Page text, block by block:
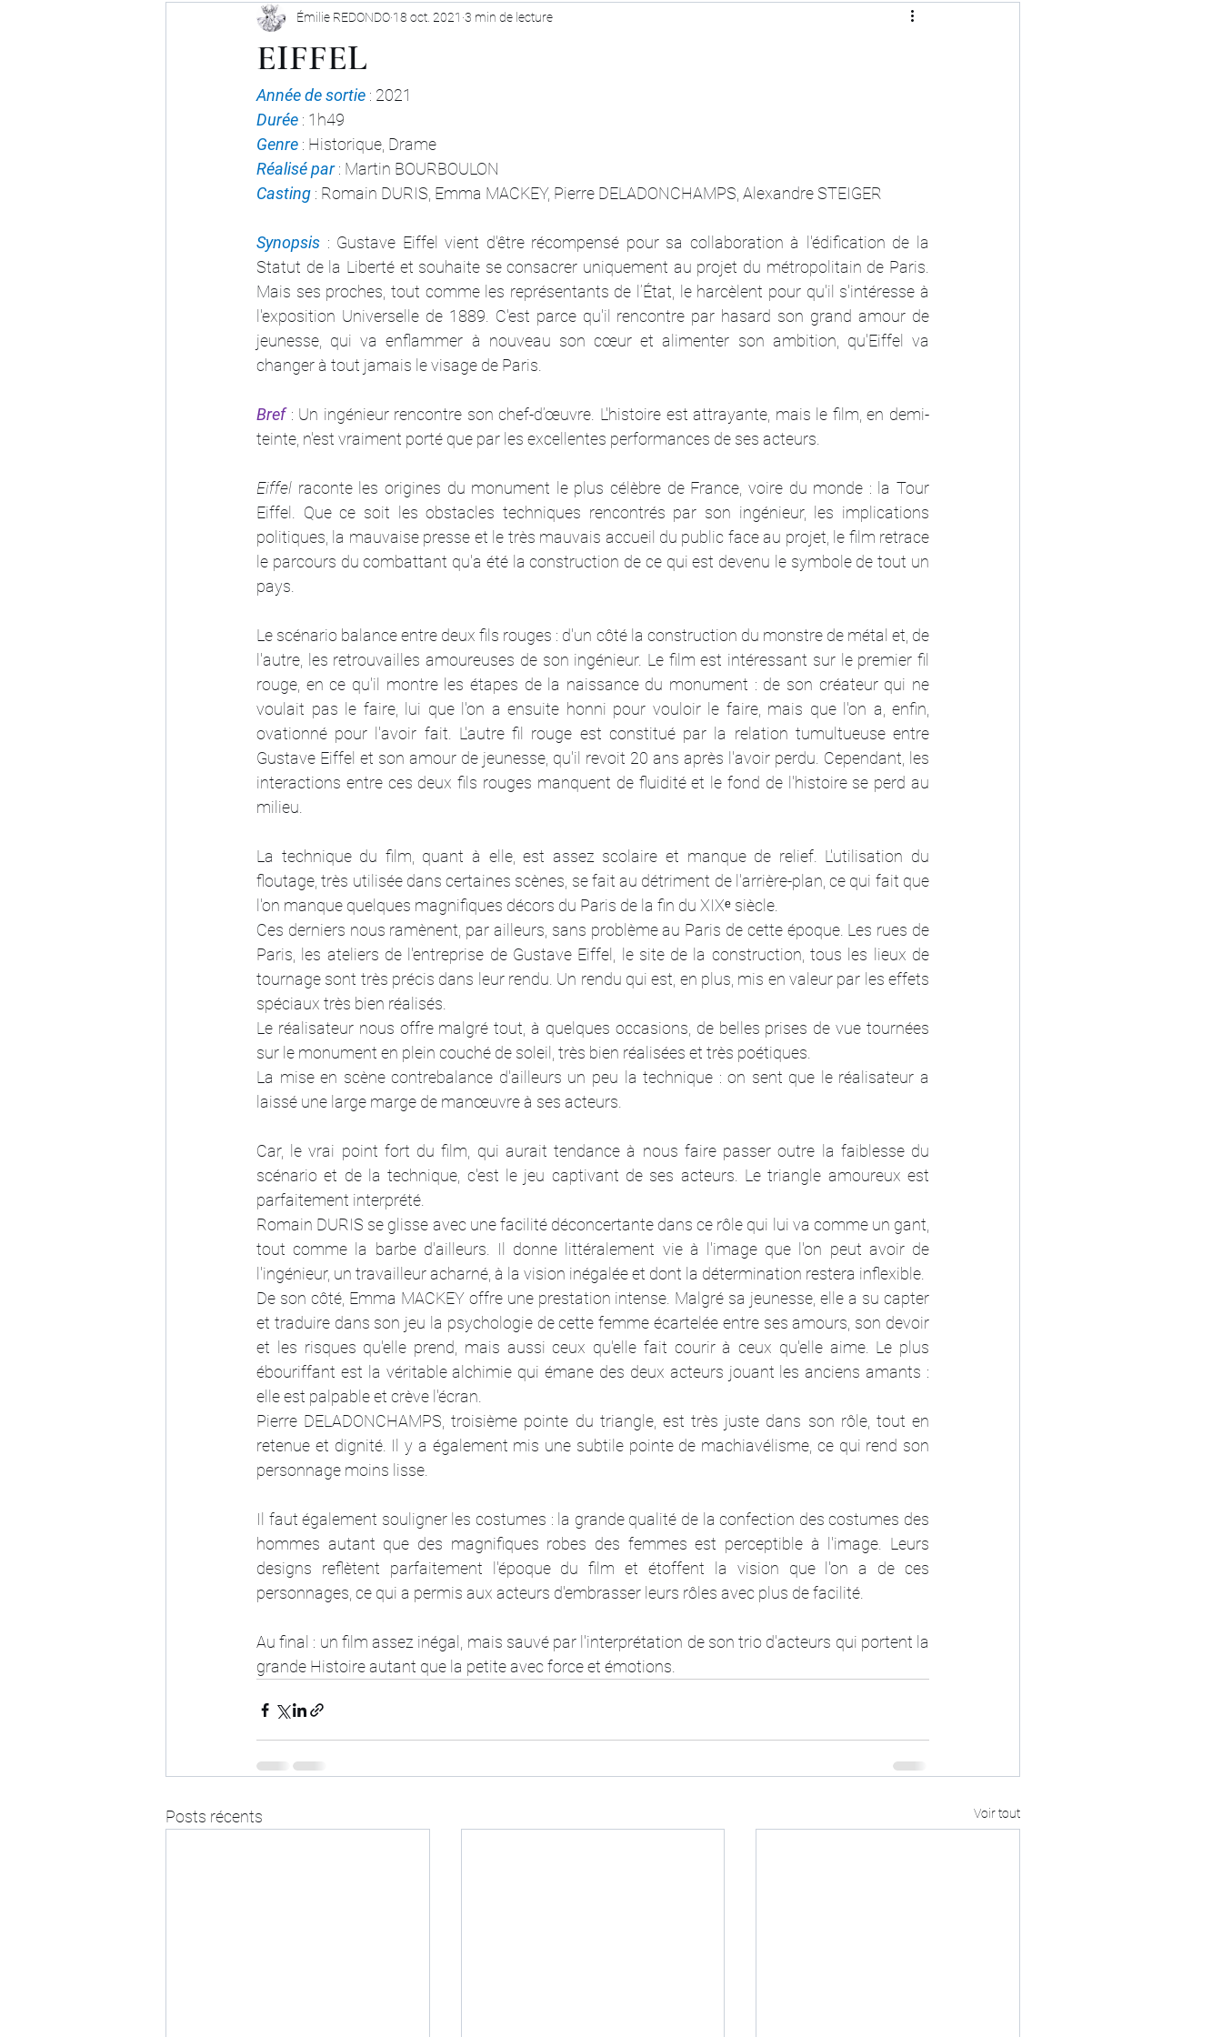
EIFFEL
Émilie REDONDO 18 oct. 2021 3 min de lecture
Année de sortie : 2021
Durée : 1h49
Genre : Historique, Drame
Réalisé par : Martin BOURBOULON
Casting : Romain DURIS, Emma MACKEY, Pierre DELADONCHAMPS, Alexandre STEIGER
Synopsis : Gustave Eiffel vient d'être récompensé pour sa collaboration à l'édification de la
Statut de la Liberté et souhaite se consacrer uniquement au projet du métropolitain de Paris.
Mais ses proches, tout comme les représentants de l’État, le harcèlent pour qu'il s'intéresse à
l'exposition Universelle de 1889. C'est parce qu'il rencontre par hasard son grand amour de
jeunesse, qui va enflammer à nouveau son cœur et alimenter son ambition, qu'Eiffel va
changer à tout jamais le visage de Paris.
Bref : Un ingénieur rencontre son chef-d’œuvre. L'histoire est attrayante, mais le film, en demi-
teinte, n'est vraiment porté que par les excellentes performances de ses acteurs.
Eiffel raconte les origines du monument le plus célèbre de France, voire du monde : la Tour
Eiffel. Que ce soit les obstacles techniques rencontrés par son ingénieur, les implications
politiques, la mauvaise presse et le très mauvais accueil du public face au projet, le film retrace
le parcours du combattant qu'a été la construction de ce qui est devenu le symbole de tout un
pays.
Le scénario balance entre deux fils rouges : d'un côté la construction du monstre de métal et, de
l'autre, les retrouvailles amoureuses de son ingénieur. Le film est intéressant sur le premier fil
rouge, en ce qu'il montre les étapes de la naissance du monument : de son créateur qui ne
voulait pas le faire, lui que l'on a ensuite honni pour vouloir le faire, mais que l'on a, enfin,
ovationné pour l'avoir fait. L'autre fil rouge est constitué par la relation tumultueuse entre
Gustave Eiffel et son amour de jeunesse, qu'il revoit 20 ans après l'avoir perdu. Cependant, les
interactions entre ces deux fils rouges manquent de fluidité et le fond de l'histoire se perd au
milieu.
La technique du film, quant à elle, est assez scolaire et manque de relief. L'utilisation du
floutage, très utilisée dans certaines scènes, se fait au détriment de l'arrière-plan, ce qui fait que
l'on manque quelques magnifiques décors du Paris de la fin du XIXᵉ siècle.
Ces derniers nous ramènent, par ailleurs, sans problème au Paris de cette époque. Les rues de
Paris, les ateliers de l'entreprise de Gustave Eiffel, le site de la construction, tous les lieux de
tournage sont très précis dans leur rendu. Un rendu qui est, en plus, mis en valeur par les effets
spéciaux très bien réalisés.
Le réalisateur nous offre malgré tout, à quelques occasions, de belles prises de vue tournées
sur le monument en plein couché de soleil, très bien réalisées et très poétiques.
La mise en scène contrebalance d'ailleurs un peu la technique : on sent que le réalisateur a
laissé une large marge de manœuvre à ses acteurs.
Car, le vrai point fort du film, qui aurait tendance à nous faire passer outre la faiblesse du
scénario et de la technique, c'est le jeu captivant de ses acteurs. Le triangle amoureux est
parfaitement interprété.
Romain DURIS se glisse avec une facilité déconcertante dans ce rôle qui lui va comme un gant,
tout comme la barbe d'ailleurs. Il donne littéralement vie à l'image que l'on peut avoir de
l'ingénieur, un travailleur acharné, à la vision inégalée et dont la détermination restera inflexible.
De son côté, Emma MACKEY offre une prestation intense. Malgré sa jeunesse, elle a su capter
et traduire dans son jeu la psychologie de cette femme écartelée entre ses amours, son devoir
et les risques qu'elle prend, mais aussi ceux qu'elle fait courir à ceux qu'elle aime. Le plus
ébouriffant est la véritable alchimie qui émane des deux acteurs jouant les anciens amants :
elle est palpable et crève l'écran.
Pierre DELADONCHAMPS, troisième pointe du triangle, est très juste dans son rôle, tout en
retenue et dignité. Il y a également mis une subtile pointe de machiavélisme, ce qui rend son
personnage moins lisse.
Il faut également souligner les costumes : la grande qualité de la confection des costumes des
hommes autant que des magnifiques robes des femmes est perceptible à l'image. Leurs
designs reflètent parfaitement l'époque du film et étoffent la vision que l'on a de ces
personnages, ce qui a permis aux acteurs d'embrasser leurs rôles avec plus de facilité.
Au final : un film assez inégal, mais sauvé par l'interprétation de son trio d'acteurs qui portent la
grande Histoire autant que la petite avec force et émotions.
Posts récents Voir tout